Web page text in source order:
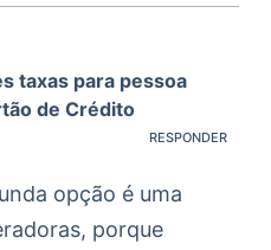
taxas para pessoa
de Crédito
RESPONDER
opção é uma
porque